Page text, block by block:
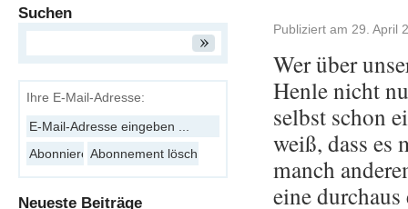
Publiziert am 29. April
Wer über
Henle nicht
selbst schon
weiß, dass es
manch
eine
Suchen
Ihre E-Mail-Adresse:
Neueste Beiträge